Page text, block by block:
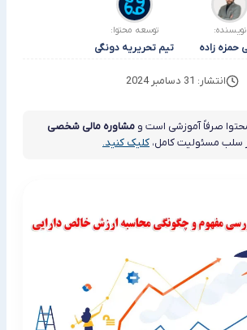
نویسنده:
حمزه زاده
توسعه محتوا:
تیم تحریریه دونگی
انتشار: 31 دسامبر 2024
صرفاً آموزشی است و مشاوره مالی شخصی
سلب مسئولیت کامل، کلیک کنید.